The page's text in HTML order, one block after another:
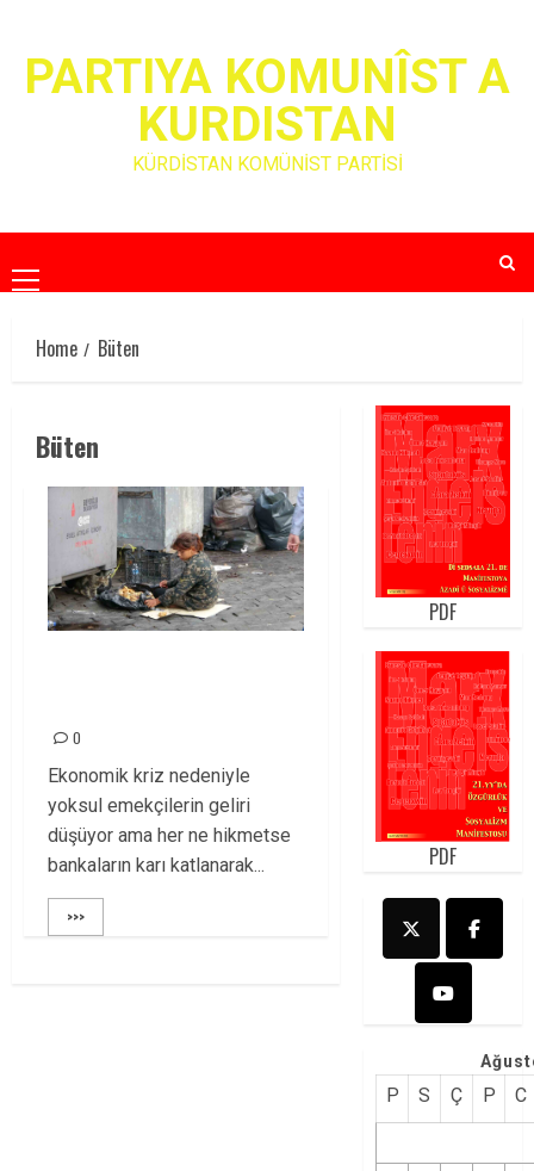
contentPARTIYA KOMUNÎST A
KURDISTAN
KÜRDİSTAN KOMÜNİST PARTİSİ
Primary
Menu
Home
Büten
Büten
0
Ekonomik kriz nedeniyle
yoksul emekçilerin geliri
düşüyor ama her ne hikmetse
bankaların karı katlanarak...
>>>
PDF
PDF
P S Ç P C